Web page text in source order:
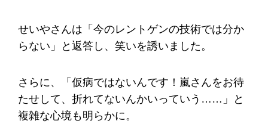
せいやさんは「今のレントゲンの技術では分か
らない」と返答し、笑いを誘いました。
さらに、「仮病ではないんです！嵐さんをお待
たせして、折れてないんかいっていう……」と
複雑な心境も明らかに。